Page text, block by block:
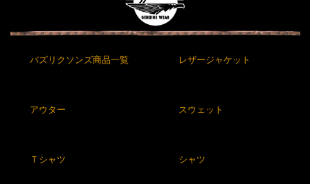
バズリクソンズ商品一覧 レザージャケット
アウター スウェット
Ｔシャツ シャツ